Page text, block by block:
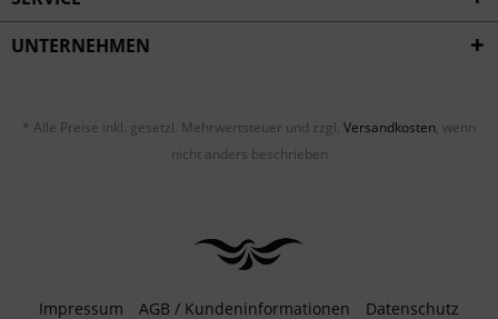
UNTERNEHMEN
* Alle Preise inkl. gesetzl. Mehrwertsteuer und zzgl. Versandkosten, wenn
nicht anders beschrieben
Impressum AGB / Kundeninformationen Datenschutz